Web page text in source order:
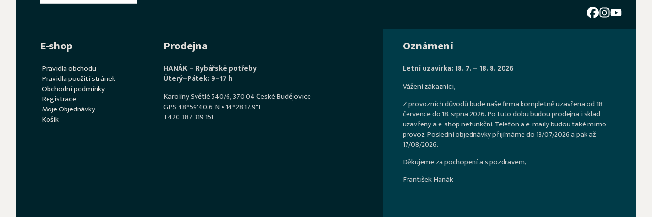
E-shop
Pravidla obchodu
Pravidla použití stránek
Obchodní podmínky
Registrace
Moje Objednávky
Košík
Prodejna
HANÁK – Rybářské potřeby
Úterý–Pátek: 9–17 h
Karolíny Světlé 540/6, 370 04 České Budějovice
GPS 48°59'40.6"N • 14°28'17.9"E
+420 387 319 151
Oznámení
Letní uzavírka: 18. 7. – 18. 8. 2026
Vážení zákazníci,
Z provozních důvodů bude naše firma kompletně uzavřena od 18.
července do 18. srpna 2026. Po tuto dobu budou prodejna i sklad
uzavřeny a e-shop nefunkční. Telefon a e-maily budou také mimo
provoz. Poslední objednávky přijímáme do 13/07/2026 a pak až
17/08/2026.
Děkujeme za pochopení a s pozdravem,
František Hanák